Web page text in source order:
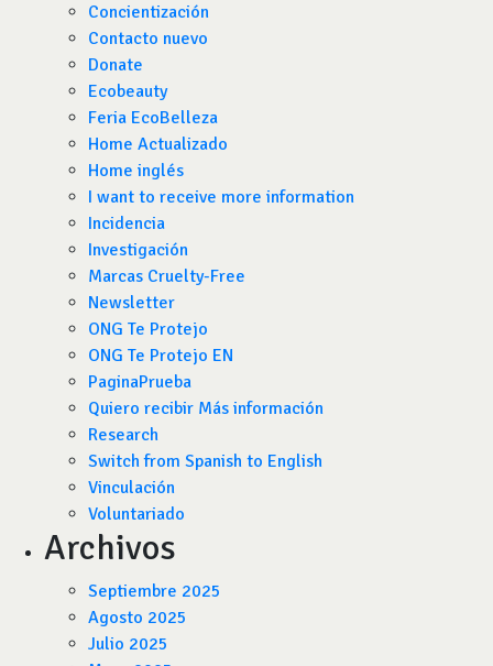
Concientización
Contacto nuevo
Donate
Ecobeauty
Feria EcoBelleza
Home Actualizado
Home inglés
I want to receive more information
Incidencia
Investigación
Marcas Cruelty-Free
Newsletter
ONG Te Protejo
ONG Te Protejo EN
PaginaPrueba
Quiero recibir Más información
Research
Switch from Spanish to English
Vinculación
Voluntariado
Archivos
Septiembre 2025
Agosto 2025
Julio 2025